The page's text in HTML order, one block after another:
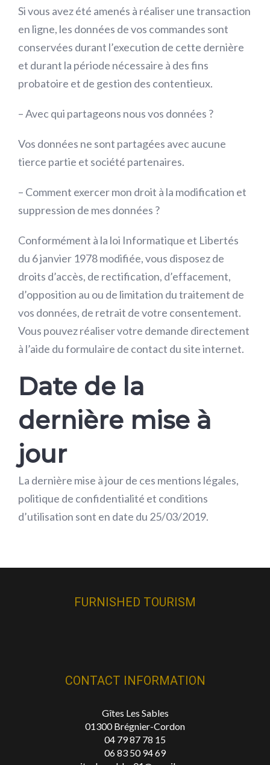
Si vous avez été amenés à réaliser une transaction
en ligne, les données de vos commandes sont
conservées durant l’execution de cette dernière
et durant la période nécessaire à des fins
probatoire et de gestion des contentieux.
– Avec qui partageons nous vos données ?
Vos données ne sont partagées avec aucune
tierce partie et société partenaires.
– Comment exercer mon droit à la modification et
suppression de mes données ?
Conformément à la loi Informatique et Libertés
du 6 janvier 1978 modifiée, vous disposez de
droits d’accès, de rectification, d’effacement,
d’opposition au ou de limitation du traitement de
vos données, de retrait de votre consentement.
Vous pouvez réaliser votre demande directement
à l’aide du formulaire de contact du site internet.
Date de la
dernière mise à
jour
La dernière mise à jour de ces mentions légales,
politique de confidentialité et conditions
d’utilisation sont en date du 25/03/2019.
FURNISHED TOURISM
CONTACT INFORMATION
Gîtes Les Sables
01300 Brégnier-Cordon
04 79 87 78 15
06 83 50 94 69